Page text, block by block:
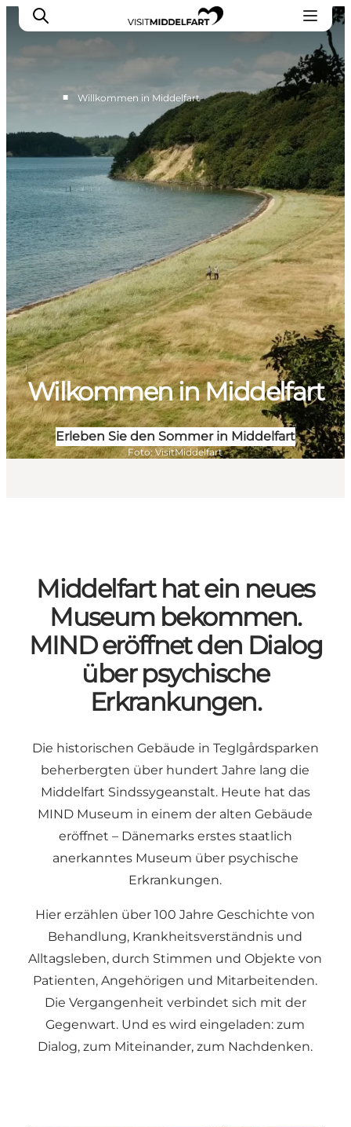
Erlebnisse
Essen und trinken
Unterkünfte
Veranstaltungen
Erlebnis buchen
■ Willkommen in Middelfart
Wilkommen in Middelfart
Erleben Sie den Sommer in Middelfart
Foto: VisitMiddelfart
Middelfart hat ein neues
Museum bekommen.
MIND eröffnet den Dialog
über psychische
Erkrankungen.
Die historischen Gebäude in Teglgårdsparken
beherbergten über hundert Jahre lang die
Middelfart Sindssygeanstalt. Heute hat das
MIND Museum in einem der alten Gebäude
eröffnet – Dänemarks erstes staatlich
anerkanntes Museum über psychische
Erkrankungen.
Hier erzählen über 100 Jahre Geschichte von
Behandlung, Krankheitsverständnis und
Alltagsleben, durch Stimmen und Objekte von
Patienten, Angehörigen und Mitarbeitenden.
Die Vergangenheit verbindet sich mit der
Gegenwart. Und es wird eingeladen: zum
Dialog, zum Miteinander, zum Nachdenken.